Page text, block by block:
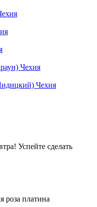
Чехия
Чехия
Успейте сделать
роза платина